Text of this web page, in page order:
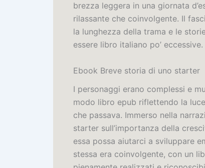
brezza leggera in una giornata
rilassante che coinvolgente. Il
la lunghezza della trama e le
essere libro italiano po’ eccessive.
Ebook Breve storia di uno starter
I personaggi erano complessi e
modo libro epub riflettendo la
che passava. Immerso nella
starter sull’importanza della
essa possa aiutarci a sviluppare
stessa era coinvolgente, con un